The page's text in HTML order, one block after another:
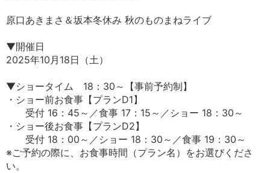
原口あきまさ＆坂本冬休み 秋のものまねライブ
▼開催日
2025年10月18日（土）
▼ショータイム 18：30～【事前予約制】
・ショー前お食事【プランD1】
受付 16：45～／食事 17：15～／ショー 18：30～
・ショー後お食事【プランD2】
受付 18：00～／ショー 18：30～／食事 19：30～
※ご予約の際に、お食事時間（プラン名）をお選びくださ
い。